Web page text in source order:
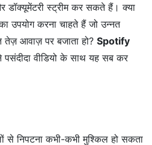
डॉक्यूमेंटरी स्ट्रीम कर सकते हैं। क्या
उपयोग करना चाहते हैं जो उन्नत
तेज़ आवाज़ पर बजाता हो? Spotify
वीडियो के साथ यह सब कर
से निपटना कभी-कभी मुश्किल हो सकता